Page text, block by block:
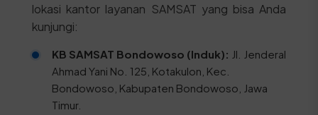
lokasi kantor layanan SAMSAT yang bisa Anda
kunjungi:
KB SAMSAT Bondowoso (Induk): Jl. Jenderal
Ahmad Yani No. 125, Kotakulon, Kec.
Bondowoso, Kabupaten Bondowoso, Jawa
Timur.